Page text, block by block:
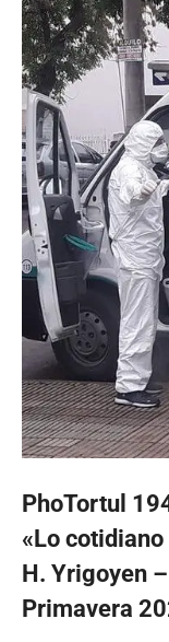
PhoTortul
«Lo
H. Yrigoyen
Primavera